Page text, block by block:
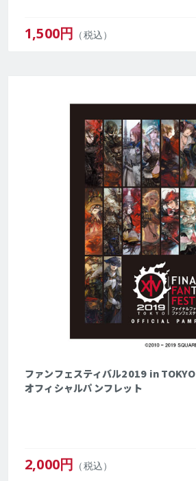
1,500円 （税込）
ファンフェスティバル2019 in TOKYO
オフィシャルパンフレット
2,000円 （税込）